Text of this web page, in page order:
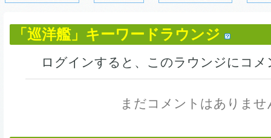
「巡洋艦」キーワードラウンジ
ログインすると、このラウンジにコ
まだコメントはありませ